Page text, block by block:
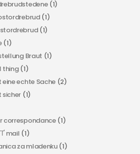
(1)
(1)
(1)
(1)
Braut (1)
thing(1)
echte Sache(2)
(1)
correspondance(1)
mail (1)
za mladenku(1)